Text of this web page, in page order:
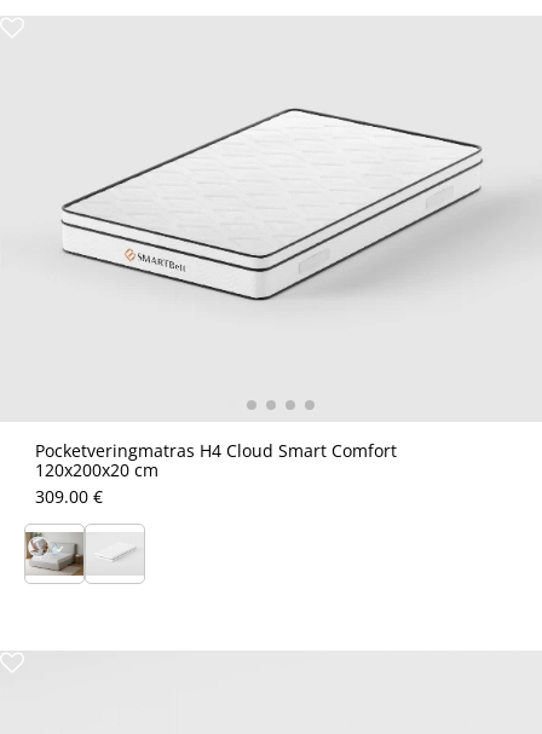
Pocketveringmatras H4 Cloud Smart Comfort
120x200x20 cm
309.00 €